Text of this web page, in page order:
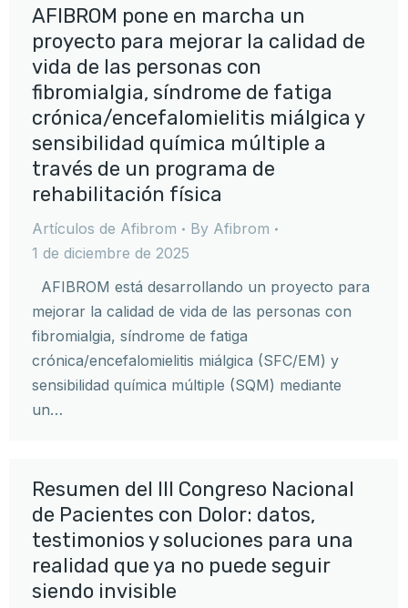
AFIBROM pone en marcha un
proyecto para mejorar la calidad de
vida de las personas con
fibromialgia, síndrome de fatiga
crónica/encefalomielitis miálgica y
sensibilidad química múltiple a
través de un programa de
rehabilitación física
Artículos de Afibrom By Afibrom
1 de diciembre de 2025
AFIBROM está desarrollando un proyecto para
mejorar la calidad de vida de las personas con
fibromialgia, síndrome de fatiga
crónica/encefalomielitis miálgica (SFC/EM) y
sensibilidad química múltiple (SQM) mediante
un…
Resumen del III Congreso Nacional
de Pacientes con Dolor: datos,
testimonios y soluciones para una
realidad que ya no puede seguir
siendo invisible